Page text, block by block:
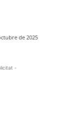
de 2025
-